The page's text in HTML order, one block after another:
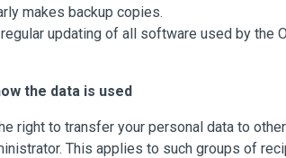
makes backup copies.
updating of all software used by the
the data is used
right to transfer your personal data to
This applies to such groups of